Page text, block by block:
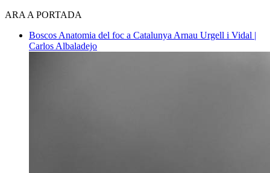
ARA A PORTADA
Boscos Anatomia del foc a Catalunya Arnau Urgell i Vidal |
Carlos Albaladejo